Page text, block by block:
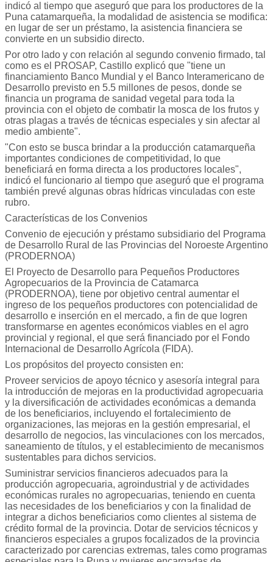
indicó al tiempo que aseguró que para los productores de la
Puna catamarqueña, la modalidad de asistencia se modifica:
en lugar de ser un préstamo, la asistencia financiera se
convierte en un subsidio directo.
Por otro lado y con relación al segundo convenio firmado, tal
como es el PROSAP, Castillo explicó que "tiene un
financiamiento Banco Mundial y el Banco Interamericano de
Desarrollo previsto en 5.5 millones de pesos, donde se
financia un programa de sanidad vegetal para toda la
provincia con el objeto de combatir la mosca de los frutos y
otras plagas a través de técnicas especiales y sin afectar al
medio ambiente".
"Con esto se busca brindar a la producción catamarqueña
importantes condiciones de competitividad, lo que
beneficiará en forma directa a los productores locales",
indicó el funcionario al tiempo que aseguró que el programa
también prevé algunas obras hídricas vinculadas con este
rubro.
Características de los Convenios
Convenio de ejecución y préstamo subsidiario del Programa
de Desarrollo Rural de las Provincias del Noroeste Argentino
(PRODERNOA)
El Proyecto de Desarrollo para Pequeños Productores
Agropecuarios de la Provincia de Catamarca
(PRODERNOA), tiene por objetivo central aumentar el
ingreso de los pequeños productores con potencialidad de
desarrollo e inserción en el mercado, a fin de que logren
transformarse en agentes económicos viables en el agro
provincial y regional, el que será financiado por el Fondo
Internacional de Desarrollo Agrícola (FIDA).
Los propósitos del proyecto consisten en:
Proveer servicios de apoyo técnico y asesoría integral para
la introducción de mejoras en la productividad agropecuaria
y la diversificación de actividades económicas a demanda
de los beneficiarios, incluyendo el fortalecimiento de
organizaciones, las mejoras en la gestión empresarial, el
desarrollo de negocios, las vinculaciones con los mercados,
saneamiento de títulos, y el establecimiento de mecanismos
sustentables para dichos servicios.
Suministrar servicios financieros adecuados para la
producción agropecuaria, agroindustrial y de actividades
económicas rurales no agropecuarias, teniendo en cuenta
las necesidades de los beneficiarios y con la finalidad de
integrar a dichos beneficiarios como clientes al sistema de
crédito formal de la provincia. Dotar de servicios técnicos y
financieros especiales a grupos focalizados de la provincia
caracterizado por carencias extremas, tales como programas